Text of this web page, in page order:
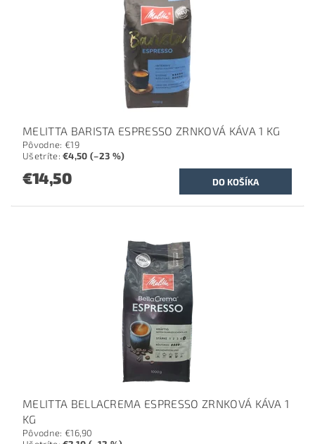
MELITTA BARISTA ESPRESSO ZRNKOVÁ KÁVA 1 KG
Pôvodne: €19
Ušetríte:€4,50 (–23 %)
€14,50
MELITTA BELLACREMA ESPRESSO ZRNKOVÁ KÁVA 1
KG
Pôvodne: €16,90